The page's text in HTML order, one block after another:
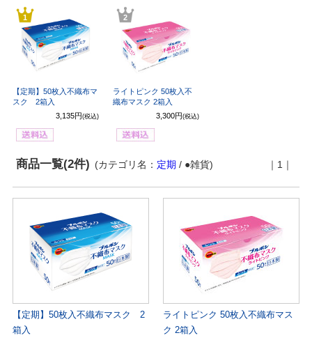
1
【定期】50枚入不織布マ
スク 2箱入
3,135円 (税込)
2
ライトピンク 50枚入不
織布マスク 2箱入
3,300円 (税込)
商品一覧(2件) ｜1｜
(カテゴリ名： 定期 / ●雑貨)
【定期】50枚入不織布マスク 2
箱入
ライトピンク 50枚入不織布マス
ク 2箱入